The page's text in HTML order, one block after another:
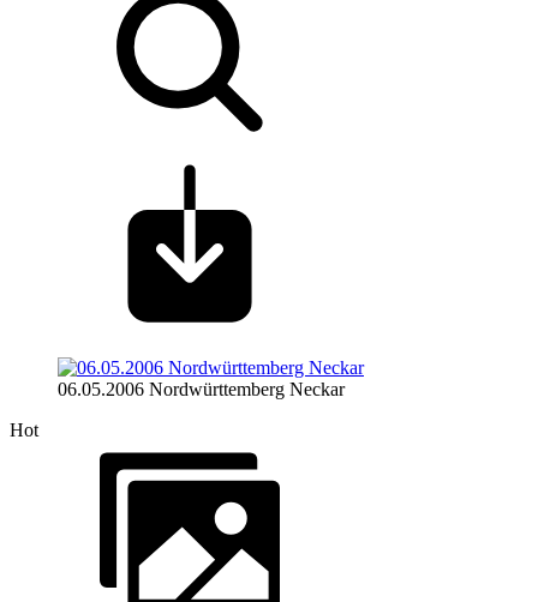
06.05.2006 Nordwürttemberg Neckar
Hot